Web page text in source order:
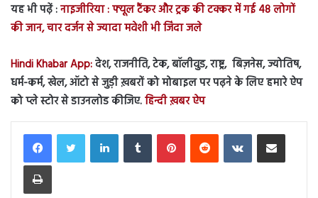
यह भी पढ़ें :नाइजीरिया : फ्यूल टैंकर और ट्रक की टक्कर में गई 48 लोगों
की जान, चार दर्जन से ज्यादा मवेशी भी जिंदा जले
Hindi Khabar App:देश, राजनीति, टेक, बॉलीवुड, राष्ट्र, बिज़नेस, ज्योतिष,
धर्म-कर्म, खेल, ऑटो से जुड़ी ख़बरों को मोबाइल पर पढ़ने के लिए हमारे ऐप
को प्ले स्टोर से डाउनलोड कीजिए.हिन्दी ख़बर ऐप
LinkedInTumblr PinterestReddit VKontakteShare via Email
Print